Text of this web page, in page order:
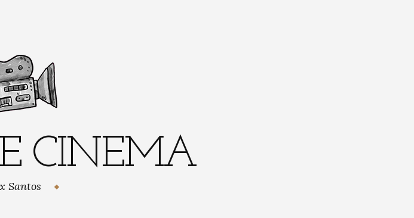
CINEMA
Santos